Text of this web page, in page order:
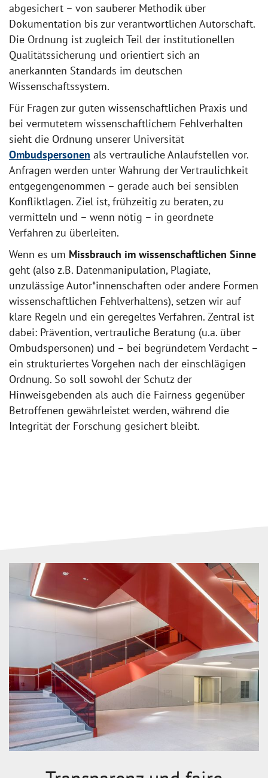
abgesichert – von sauberer Methodik über
Dokumentation bis zur verantwortlichen Autorschaft.
Die Ordnung ist zugleich Teil der institutionellen
Qualitätssicherung und orientiert sich an
anerkannten Standards im deutschen
Wissenschaftssystem.
Für Fragen zur guten wissenschaftlichen Praxis und
bei vermutetem wissenschaftlichem Fehlverhalten
sieht die Ordnung unserer Universität
Ombudspersonen als vertrauliche Anlaufstellen vor.
Anfragen werden unter Wahrung der Vertraulichkeit
entgegengenommen – gerade auch bei sensiblen
Konfliktlagen. Ziel ist, frühzeitig zu beraten, zu
vermitteln und – wenn nötig – in geordnete
Verfahren zu überleiten.
Wenn es um Missbrauch im wissenschaftlichen Sinne
geht (also z.B. Datenmanipulation, Plagiate,
unzulässige Autor*innenschaften oder andere Formen
wissenschaftlichen Fehlverhaltens), setzen wir auf
klare Regeln und ein geregeltes Verfahren. Zentral ist
dabei: Prävention, vertrauliche Beratung (u.a. über
Ombudspersonen) und – bei begründetem Verdacht –
ein strukturiertes Vorgehen nach der einschlägigen
Ordnung. So soll sowohl der Schutz der
Hinweisgebenden als auch die Fairness gegenüber
Betroffenen gewährleistet werden, während die
Integrität der Forschung gesichert bleibt.